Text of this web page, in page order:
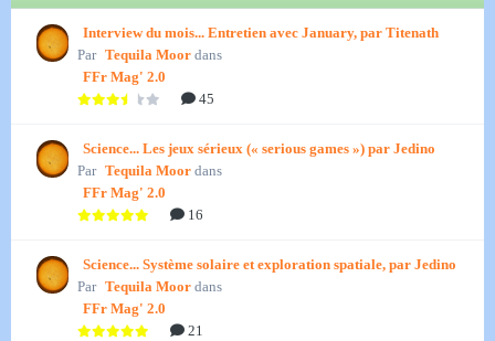
Interview du mois... Entretien avec January, par Titenath
Par Tequila Moor dans
FFr Mag' 2.0
45
Science... Les jeux sérieux (« serious games ») par Jedino
Par Tequila Moor dans
FFr Mag' 2.0
16
Science... Système solaire et exploration spatiale, par Jedino
Par Tequila Moor dans
FFr Mag' 2.0
21